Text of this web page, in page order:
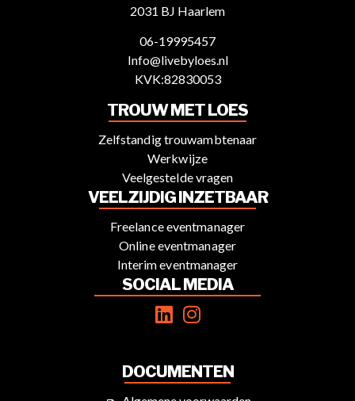
2031 BJ Haarlem
06-19995457
Info@livebyloes.nl
KVK:82830053
TROUW MET LOES
Zelfstandig trouwambtenaar
Werkwijze
Veelgestelde vragen
VEELZIJDIG INZETBAAR
Freelance eventmanager
Online eventmanager
Interim eventmanager
SOCIAL MEDIA
DOCUMENTEN